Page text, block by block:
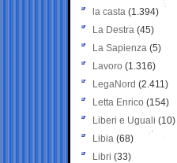
la casta (1.394)
La Destra (45)
La Sapienza (5)
Lavoro (1.316)
LegaNord (2.411)
Letta Enrico (154)
Liberi e Uguali (10)
Libia (68)
Libri (33)